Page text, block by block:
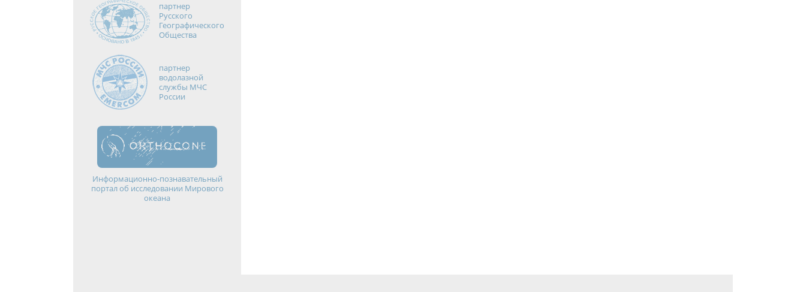
партнер
Русского
Географического
Общества
партнер
водолазной
службы МЧС
России
Информационно-познавательный
портал об исследовании Мирового
океана